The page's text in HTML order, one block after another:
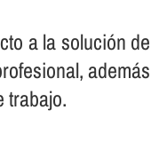
a la solución de
además
trabajo.